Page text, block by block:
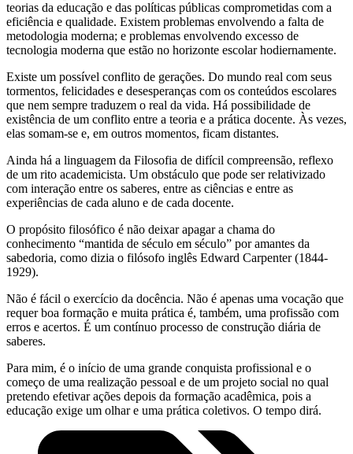
teorias da educação e das políticas públicas comprometidas com a
eficiência e qualidade. Existem problemas envolvendo a falta de
metodologia moderna; e problemas envolvendo excesso de
tecnologia moderna que estão no horizonte escolar hodiernamente.
Existe um possível conflito de gerações. Do mundo real com seus
tormentos, felicidades e desesperanças com os conteúdos escolares
que nem sempre traduzem o real da vida. Há possibilidade de
existência de um conflito entre a teoria e a prática docente. Às vezes,
elas somam-se e, em outros momentos, ficam distantes.
Ainda há a linguagem da Filosofia de difícil compreensão, reflexo
de um rito academicista. Um obstáculo que pode ser relativizado
com interação entre os saberes, entre as ciências e entre as
experiências de cada aluno e de cada docente.
O propósito filosófico é não deixar apagar a chama do
conhecimento “mantida de século em século” por amantes da
sabedoria, como dizia o filósofo inglês Edward Carpenter (1844-
1929).
Não é fácil o exercício da docência. Não é apenas uma vocação que
requer boa formação e muita prática é, também, uma profissão com
erros e acertos. É um contínuo processo de construção diária de
saberes.
Para mim, é o início de uma grande conquista profissional e o
começo de uma realização pessoal e de um projeto social no qual
pretendo efetivar ações depois da formação acadêmica, pois a
educação exige um olhar e uma prática coletivos. O tempo dirá.